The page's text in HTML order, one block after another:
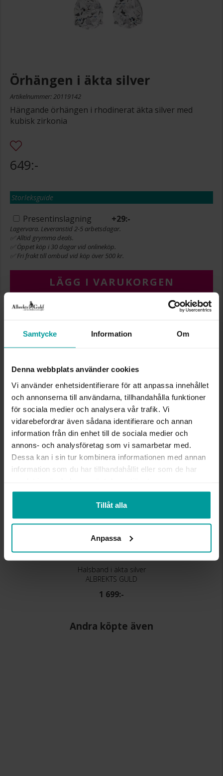
Samtycke Information Om
Denna webbplats använder cookies
Vi använder enhetsidentifierare för att anpassa innehållet
och annonserna till användarna, tillhandahålla funktioner
för sociala medier och analysera vår trafik. Vi
vidarebefordrar även sådana identifierare och annan
information från din enhet till de sociala medier och
annons- och analysföretag som vi samarbetar med.
Dessa kan i sin tur kombinera informationen med annan
information som du har tillhandahållit eller som de har
Tillåt alla
Anpassa
Örhängen i äkta silver
Artikelnummer: 20119142
Hängande örhängen i rhodinerat äkta silver med
kubisk zirkonia
649:-
Storleksguide
Presentinslagning +29:-
Lagervara. Leveranstid 2-5 arbetsdagar.
✅ Alltid grymma deals.
✅ Öppet köp i 30 dagar vid onlineköp.
✅ Fri frakt till ombud vid köp över 500 kr.
LÄGG I VARUKORGEN
BREDD CA (MM)
VARUMÄRKE
Albrekts Guld
MATERIAL
Silver,Rhodinerat
STEN/PÄRLA
Kubisk zirkonia
Liknande produkter
Halsband i äkta silver
ALBREKTS GULD
1 699:-
Andra köpte även